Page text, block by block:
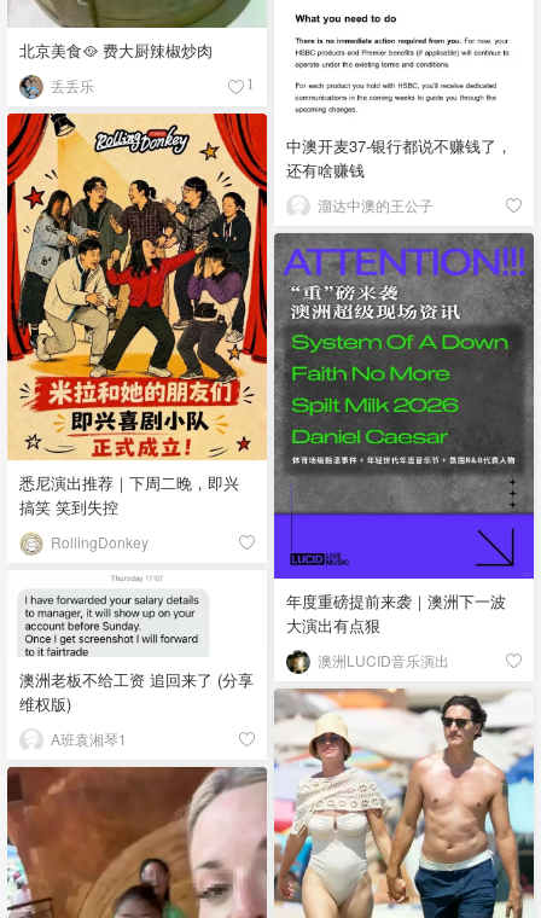
北京美食🥘 费大厨辣椒炒肉
丢丢乐 1
中澳开麦37-银行都说不赚钱了，
还有啥赚钱
溜达中澳的王公子
悉尼演出推荐｜下周二晚，即兴
搞笑 笑到失控
RollingDonkey
年度重磅提前来袭｜澳洲下一波
大演出有点狠
澳洲LUCID音乐演出
澳洲老板不给工资 追回来了 (分享
维权版)
A班袁湘琴1